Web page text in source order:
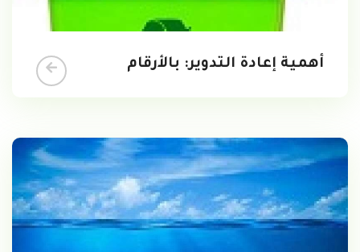
أهمية إعادة التدوير: بالأرقام